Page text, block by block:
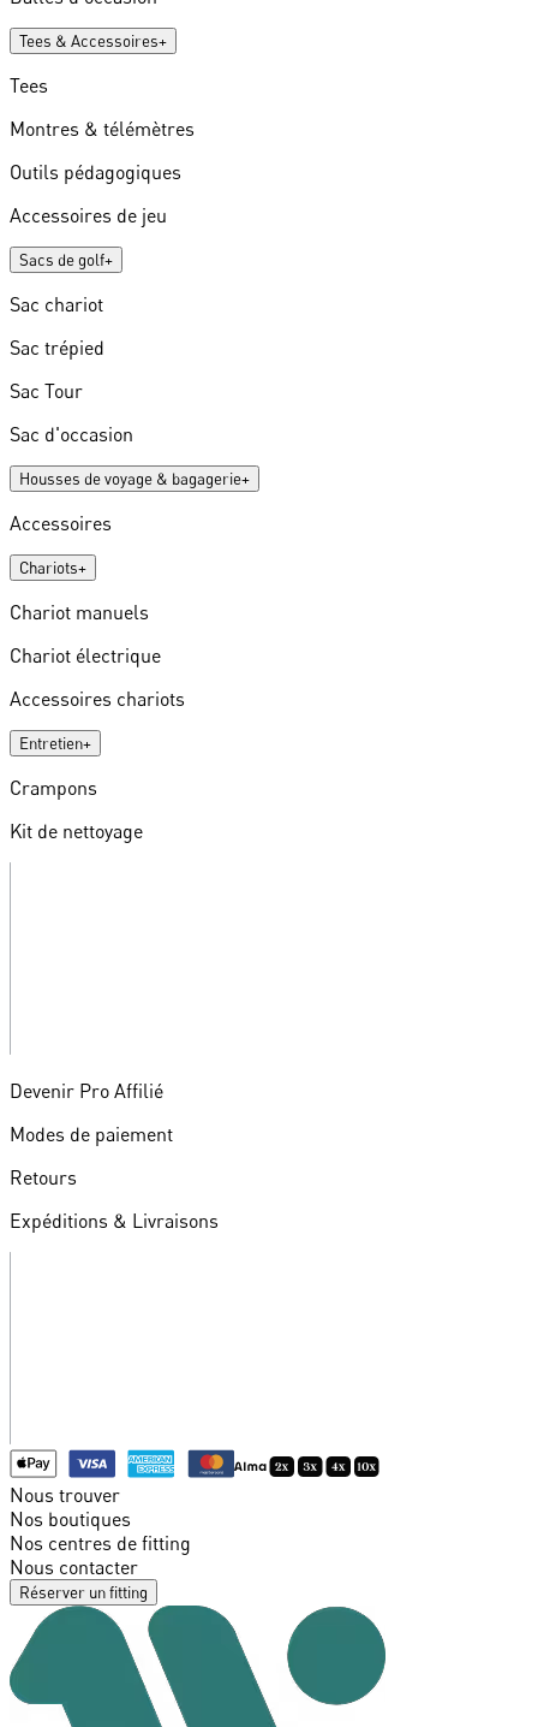
Tees & Accessoires+
Tees
Montres & télémètres
Outils pédagogiques
Accessoires de jeu
Sacs de golf+
Sac chariot
Sac trépied
Sac Tour
Sac d'occasion
Housses de voyage & bagagerie+
Accessoires
Chariots+
Chariot manuels
Chariot électrique
Accessoires chariots
Entretien+
Crampons
Kit de nettoyage
Devenir Pro Affilié
Modes de paiement
Retours
Expéditions & Livraisons
Nous trouver
Nos boutiques
Nos centres de fitting
Nous contacter
Réserver un fitting